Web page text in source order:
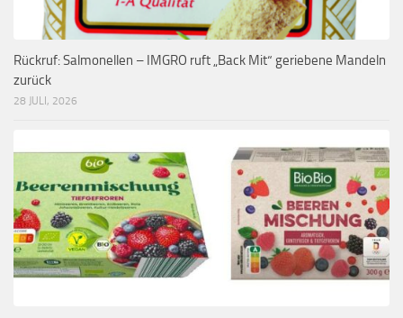
Rückruf: Salmonellen – IMGRO ruft „Back Mit“ geriebene Mandeln
zurück
28 JULI, 2026